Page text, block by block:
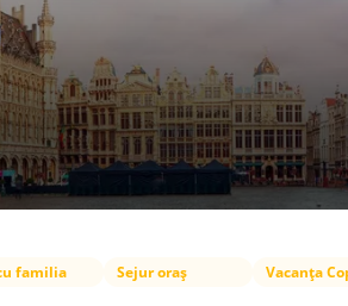
familia Sejur oraș Vacanța